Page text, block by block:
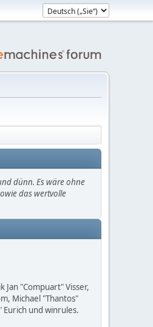
dünn. Es wäre ohne
das wertvolle
Jan "Compuart" Visser,
Michael "Thantos"
Eurich und winrules.